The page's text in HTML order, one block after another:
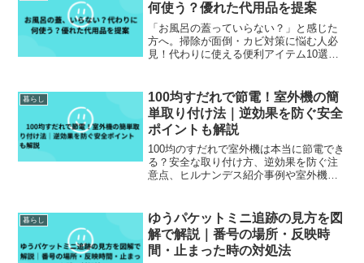
何使う？優れた代用品を提案
「お風呂の蓋っていらない？」と感じた
方へ。掃除が面倒・カビ対策に悩む人必
見！代わりに使える便利アイテム10選や
暮らし
100均すだれで節電！室外機の簡
単取り付け法｜逆効果を防ぐ安全
ポイントも解説
100均のすだれで室外機は本当に節電でき
る？安全な取り付け方、逆効果を防ぐ注
意点、ヒルナンデス紹介事例や室外機カ
暮らし
ゆうパケットミニ追跡の見方を図
解で解説｜番号の場所・反映時
間・止まった時の対処法